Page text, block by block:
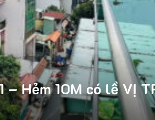
– Hẻm 10M có lề VỊ